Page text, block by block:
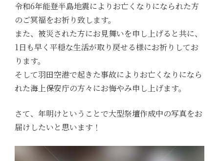
令和6年能登半島地震によりお亡くなりになられた方
のご冥福をお祈り致します。
また、被災された方にお見舞いを申し上げると共に、
1日も早く平穏な生活が取り戻せる様にお祈りしてお
ります。
そして羽田空港で起きた事故によりお亡くなりになら
れた海上保安庁の方々にお悔やみ申し上げます。
さて、年明けということで大型祭壇作成中の写真をお
届けしたいと思います！